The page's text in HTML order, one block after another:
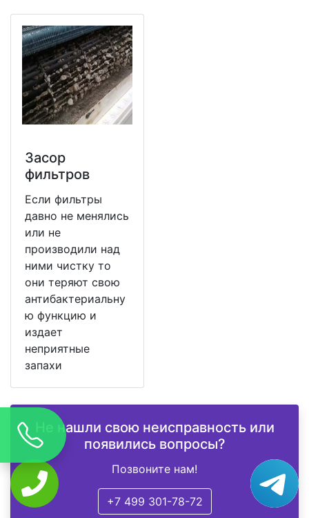
Засор
фильтров
Если фильтры
давно не менялись
или не
производили над
ними чистку то
они теряют свою
антибактериальну
ю функцию и
издает
неприятные
запахи
Не нашли свою неисправность или
появились вопросы?
Позвоните нам!
+7 499 301-78-72